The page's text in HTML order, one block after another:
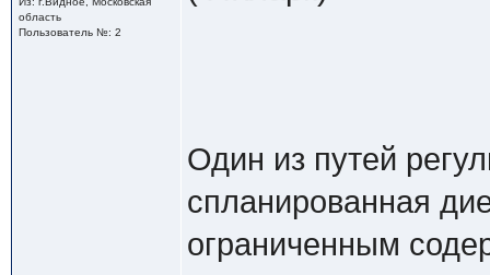
область
Пользователь №: 2
Один из путей
спланированная
ограниченным